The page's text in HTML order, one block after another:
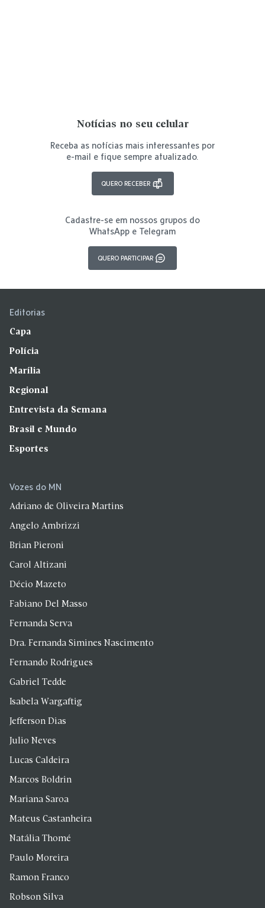
Notícias no seu celular
Receba as notícias mais interessantes por
e-mail e fique sempre atualizado.
QUERO RECEBER
Cadastre-se em nossos grupos do
WhatsApp e Telegram
QUERO PARTICIPAR
Editorias
Capa
Polícia
Marília
Regional
Entrevista da Semana
Brasil e Mundo
Esportes
Vozes do MN
Adriano de Oliveira Martins
Angelo Ambrizzi
Brian Pieroni
Carol Altizani
Décio Mazeto
Fabiano Del Masso
Fernanda Serva
Dra. Fernanda Simines Nascimento
Fernando Rodrigues
Gabriel Tedde
Isabela Wargaftig
Jefferson Dias
Julio Neves
Lucas Caldeira
Marcos Boldrin
Mariana Saroa
Mateus Castanheira
Natália Thomé
Paulo Moreira
Ramon Franco
Robson Silva